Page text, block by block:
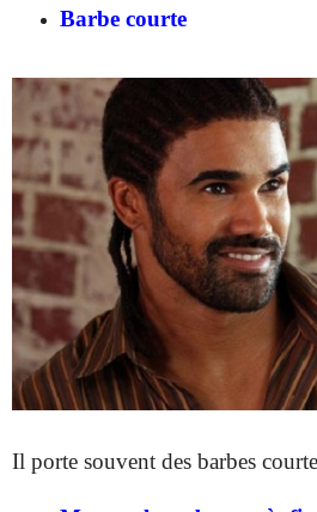
Barbe courte
Il porte souvent des barbes